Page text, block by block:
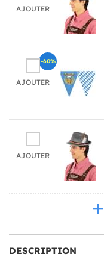
AJOUTER
AJOUTER
-60%
AJOUTER
DESCRIPTION